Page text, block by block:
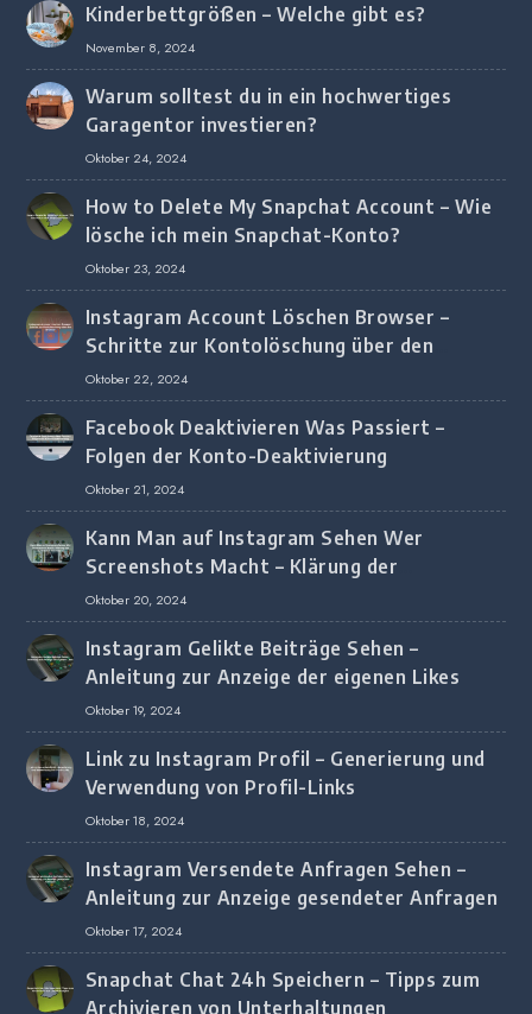
Kinderbettgrößen – Welche gibt es?
November 8, 2024
Warum solltest du in ein hochwertiges
Garagentor investieren?
Oktober 24, 2024
How to Delete My Snapchat Account – Wie
lösche ich mein Snapchat-Konto?
Oktober 23, 2024
Instagram Account Löschen Browser –
Schritte zur Kontolöschung über den
Browser
Oktober 22, 2024
Facebook Deaktivieren Was Passiert –
Folgen der Konto-Deaktivierung
Oktober 21, 2024
Kann Man auf Instagram Sehen Wer
Screenshots Macht – Klärung der
Screenshot-Erkennung
Oktober 20, 2024
Instagram Gelikte Beiträge Sehen –
Anleitung zur Anzeige der eigenen Likes
Oktober 19, 2024
Link zu Instagram Profil – Generierung und
Verwendung von Profil-Links
Oktober 18, 2024
Instagram Versendete Anfragen Sehen –
Anleitung zur Anzeige gesendeter Anfragen
Oktober 17, 2024
Snapchat Chat 24h Speichern – Tipps zum
Archivieren von Unterhaltungen